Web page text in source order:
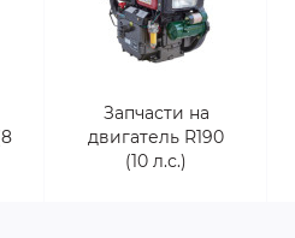
Запчасти на
двигатель R190
(10 л.с.)